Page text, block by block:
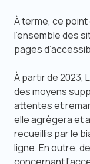
À terme, ce
l’ensemble des
pages
À partir de 2023,
des moyens
attentes et
elle agrègera et
recueillis par le
ligne. En outre,